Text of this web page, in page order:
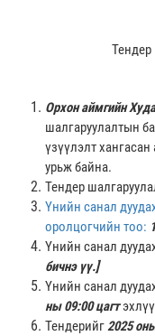
Тендер
Орхон аймгийн
шалгаруулалтын
үзүүлэлт
урьж байна.
Тендер
Үнийн санал
оролцогчийн тоо:
Үнийн санал
бичнэ үү.]
Үнийн санал
ны 09:00 цагт
Тендерийг2025